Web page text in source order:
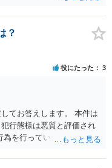
？
役にたった 3
てお答えします。 本件は
行態様は悪質と評価され
を行っていたことも悪質
弁済していることは、被